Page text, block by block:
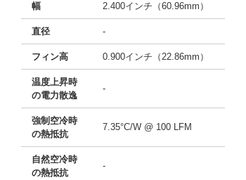
幅 2.400インチ（60.96mm）
直径 -
フィン高 0.900インチ（22.86mm）
温度上昇時
の電力散逸
-
強制空冷時
の熱抵抗
7.35°C/W @ 100 LFM
自然空冷時
の熱抵抗
-